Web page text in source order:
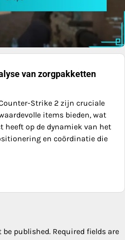
van zorgpakketten
Strike 2 zijn cruciale
items bieden, wat
heeft op de dynamiek van het
en coördinatie die
be published. Required fields are